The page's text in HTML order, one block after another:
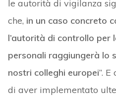
le autorità di vigilanza
che, in un caso concreto
l’autorità di controllo per
personali raggiungerà lo
nostri colleghi europei”.
di aver implementato